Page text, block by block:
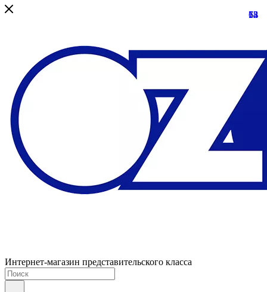
Интернет-магазин представительского класса
13
68
73
54
12